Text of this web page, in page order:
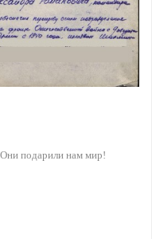
Они подарили нам мир!